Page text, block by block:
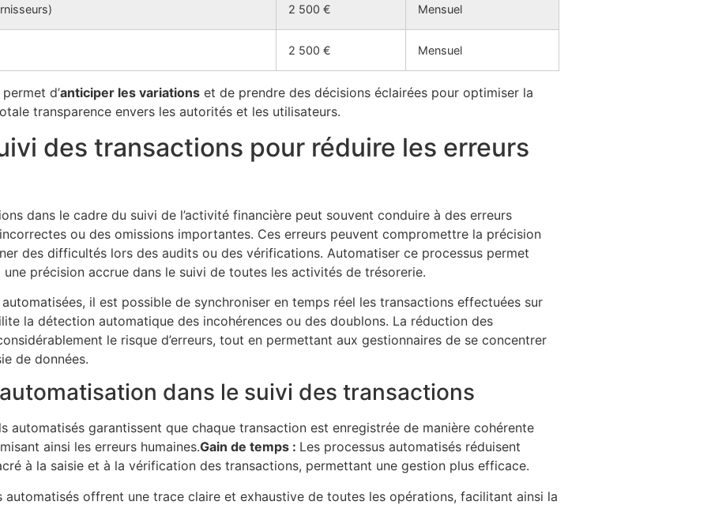
2 500 € Mensuel
2 500 € Mensuel
d’anticiper les variations et de prendre des décisions éclairées pour optimiser la
transparence envers les autorités et les utilisateurs.
des transactions pour réduire les erreurs
dans le cadre du suivi de l’activité financière peut souvent conduire à des erreurs
ou des omissions importantes. Ces erreurs peuvent compromettre la précision
des difficultés lors des audits ou des vérifications. Automatiser ce processus permet
une précision accrue dans le suivi de toutes les activités de trésorerie.
il est possible de synchroniser en temps réel les transactions effectuées sur
la détection automatique des incohérences ou des doublons. La réduction des
le risque d’erreurs, tout en permettant aux gestionnaires de se concentrer
de données.
dans le suivi des transactions
automatisés garantissent que chaque transaction est enregistrée de manière cohérente
ainsi les erreurs humaines.Gain de temps : Les processus automatisés réduisent
à la saisie et à la vérification des transactions, permettant une gestion plus efficace.
automatisés offrent une trace claire et exhaustive de toutes les opérations, facilitant ainsi la